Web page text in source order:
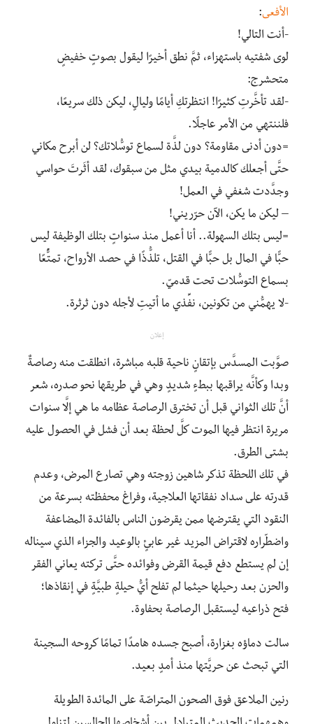
الأفعى:
-أنت التالي!
لوى شفتيه باستهزاء، ثمَّ نطق أخيرًا ليقول بصوتٍ خفيضٍ
متحشرج:
-لقد تأخَّرتِ كثيرًا! انتظرتكِ أيامًا وليالٍ، ليكن ذلك سريعًا،
فلننتهي من الأمر عاجلًا.
=دون أدنى مقاومة؟ دون لذَّة لسماع توسُّلاتك؟ لن أبرح مكاني
حتَّى أجعلك كالدمية بيدي مثل من سبقوك، لقد أثَرتَ حواسي
وجدَّدت شغفي في العمل!
– ليكن ما يكن، الآن حرّريني!
=ليس بتلك السهولة.. أنا أعمل منذ سنواتٍ بتلك الوظيفة ليس
حبًّا في المال بل حبًّا في القتل، تلذُّذًا في حصد الأرواح، تمتًُّعًا
بسماع التوسُّلات تحت قدميّ.
-لا يهمُّني من تكونين، نفِّذي ما أتيتِ لأجله دون ثرثرة.
إعلان
صوَّبت المسدَّس بإتقانٍ ناحية قلبه مباشرة، انطلقت منه رصاصةٌ
وبدا وكأنَّه يراقبها ببطءٍ شديدٍ وهي في طريقها نحو صدره، شعر
أنَّ تلك الثواني قبل أن تخترق الرصاصة عظامه ما هي إلَّا سنوات
مريرة انتظر فيها الموت كلَّ لحظة بعد أن فشل في الحصول عليه
بشتى الطرق.
في تلك اللحظة تذكر شاهين زوجته وهي تصارع المرض، وعدم
قدرته على سداد نفقاتها العلاجية، وفراغ محفظته بسرعة من
النقود التي يقترضها ممن يقرضون الناس بالفائدة المضاعفة
واضطّراره لاقتراض المزيد غير عابئٍ بالوعيد والجزاء الذي سيناله
إن لم يستطع دفع قيمة القرض وفوائده حتَّى تركته يعاني الفقر
والحزن بعد رحيلها حيثما لم تفلح أيُّ حيلةٍ طبيَّةٍ في إنقاذها؛
فتح ذراعيه ليستقبل الرصاصة بحفاوة.
سالت دماؤه بغزارة، أصبح جسده هامدًا تمامًا كروحه السجينة
التي تبحث عن حريَّتها منذ أمدٍ بعيد.
رنين الملاعق فوق الصحون المتراصّة على المائدة الطويلة